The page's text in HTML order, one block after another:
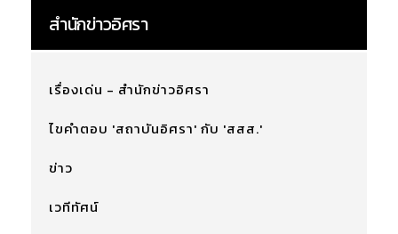
สำนักข่าวอิศรา
เรื่องเด่น - สำนักข่าวอิศรา
ไขคำตอบ 'สถาบันอิศรา' กับ 'สสส.'
ข่าว
เวทีทัศน์